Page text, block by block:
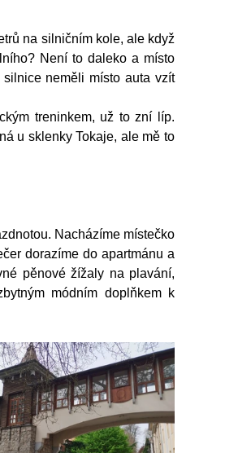
na silničním kole, ale když
Není to daleko a místo
neměli místo auta vzít
treninkem, už to zní líp.
u sklenky Tokaje, ale mě to
Nacházíme místečko
dorazíme do apartmánu a
pěnové žížaly na plavání,
módním doplňkem k